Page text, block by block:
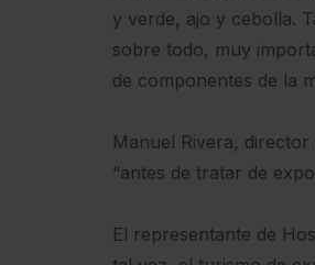
y verde, ajo y cebolla.
sobre todo, muy
de componentes de la
Manuel Rivera,
“antes de tratar de
El representante de